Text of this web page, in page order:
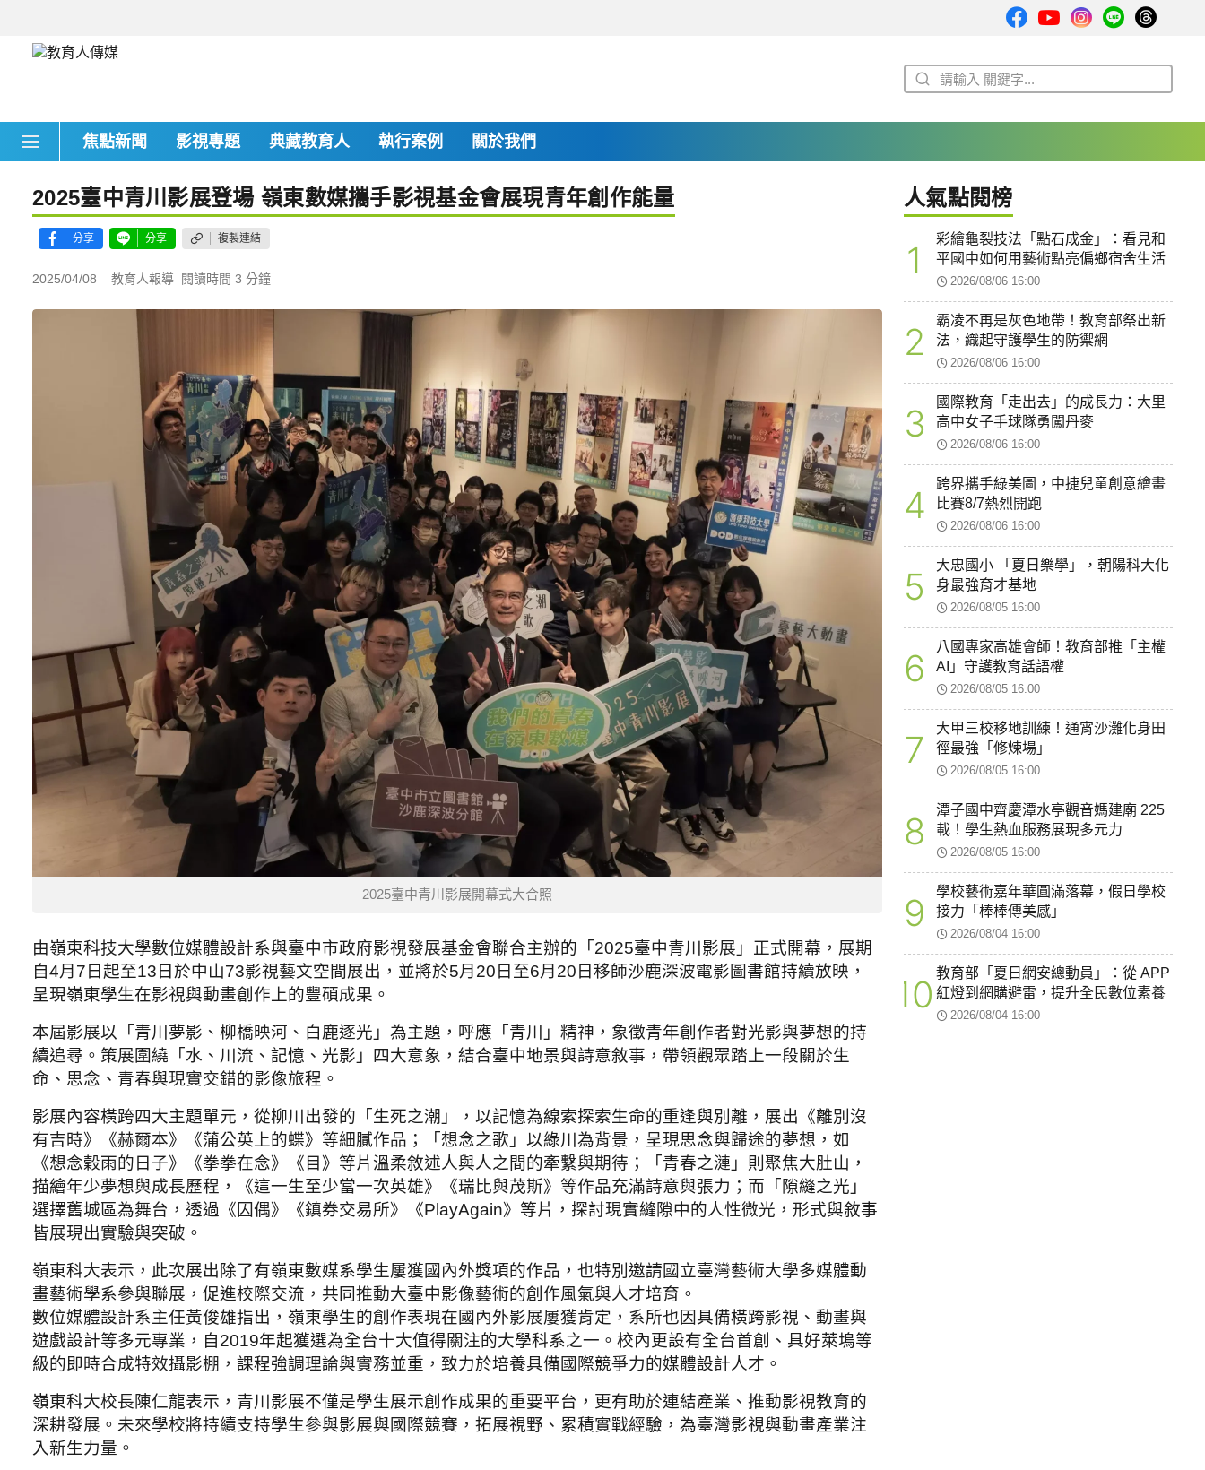
焦點新聞 影視專題 典藏教育人 執行案例 關於我們
2025臺中青川影展登場 嶺東數媒攜手影視基金會展現青年創作能量
分享 分享 複製連結
2025/04/08 教育人報導 閱讀時間 3 分鐘
2025臺中青川影展開幕式大合照
由嶺東科技大學數位媒體設計系與臺中市政府影視發展基金會聯合主辦的「2025臺中青川影展」正式開幕，展期
自4月7日起至13日於中山73影視藝文空間展出，並將於5月20日至6月20日移師沙鹿深波電影圖書館持續放映，
呈現嶺東學生在影視與動畫創作上的豐碩成果。
本屆影展以「青川夢影、柳橋映河、白鹿逐光」為主題，呼應「青川」精神，象徵青年創作者對光影與夢想的持
續追尋。策展圍繞「水、川流、記憶、光影」四大意象，結合臺中地景與詩意敘事，帶領觀眾踏上一段關於生
命、思念、青春與現實交錯的影像旅程。
影展內容橫跨四大主題單元，從柳川出發的「生死之潮」，以記憶為線索探索生命的重逢與別離，展出《離別沒
有吉時》《赫爾本》《蒲公英上的蝶》等細膩作品；「想念之歌」以綠川為背景，呈現思念與歸途的夢想，如
《想念穀雨的日子》《拳拳在念》《目》等片溫柔敘述人與人之間的牽繫與期待；「青春之漣」則聚焦大肚山，
描繪年少夢想與成長歷程，《這一生至少當一次英雄》《瑞比與茂斯》等作品充滿詩意與張力；而「隙縫之光」
選擇舊城區為舞台，透過《囚偶》《鎮券交易所》《PlayAgain》等片，探討現實縫隙中的人性微光，形式與敘事
皆展現出實驗與突破。
嶺東科大表示，此次展出除了有嶺東數媒系學生屢獲國內外獎項的作品，也特別邀請國立臺灣藝術大學多媒體動
畫藝術學系參與聯展，促進校際交流，共同推動大臺中影像藝術的創作風氣與人才培育。
數位媒體設計系主任黃俊雄指出，嶺東學生的創作表現在國內外影展屢獲肯定，系所也因具備橫跨影視、動畫與
遊戲設計等多元專業，自2019年起獲選為全台十大值得關注的大學科系之一。校內更設有全台首創、具好萊塢等
級的即時合成特效攝影棚，課程強調理論與實務並重，致力於培養具備國際競爭力的媒體設計人才。
嶺東科大校長陳仁龍表示，青川影展不僅是學生展示創作成果的重要平台，更有助於連結產業、推動影視教育的
深耕發展。未來學校將持續支持學生參與影展與國際競賽，拓展視野、累積實戰經驗，為臺灣影視與動畫產業注
入新生力量。
人氣點閱榜
1
彩繪龜裂技法「點石成金」：看見和
平國中如何用藝術點亮偏鄉宿舍生活
2026/08/06 16:00
2
霸凌不再是灰色地帶！教育部祭出新
法，織起守護學生的防禦網
2026/08/06 16:00
3
國際教育「走出去」的成長力：大里
高中女子手球隊勇闖丹麥
2026/08/06 16:00
4
跨界攜手綠美圖，中捷兒童創意繪畫
比賽8/7熱烈開跑
2026/08/06 16:00
5
大忠國小 「夏日樂學」，朝陽科大化
身最強育才基地
2026/08/05 16:00
6
八國專家高雄會師！教育部推「主權
AI」守護教育話語權
2026/08/05 16:00
7
大甲三校移地訓練！通宵沙灘化身田
徑最強「修煉場」
2026/08/05 16:00
8
潭子國中齊慶潭水亭觀音媽建廟 225
載！學生熱血服務展現多元力
2026/08/05 16:00
9
學校藝術嘉年華圓滿落幕，假日學校
接力「棒棒傳美感」
2026/08/04 16:00
10 教育部「夏日網安總動員」：從 APP
紅燈到網購避雷，提升全民數位素養
2026/08/04 16:00